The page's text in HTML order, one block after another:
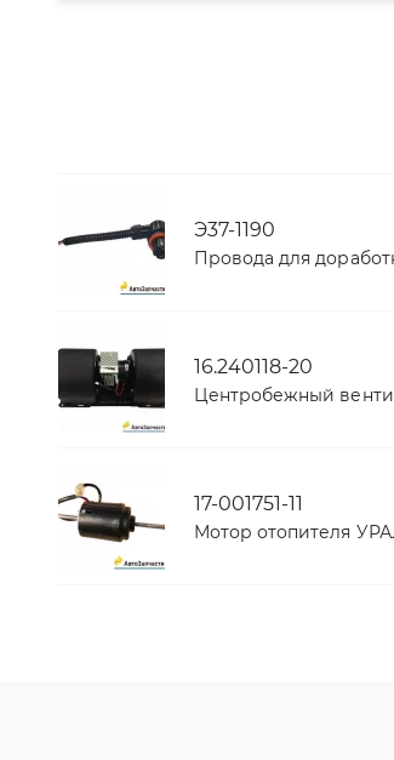
Э37-1190
Провода для
16.240118-20
Центробежный
17-001751-11
Мотор отопителя